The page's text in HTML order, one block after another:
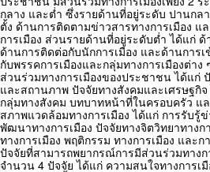
กลาง และต่ำ ซึ่งรายด้านที่อยู่ระดับ ปานกล
ตั้ง ด้านการติดตามข่าวสารทางการเมือง แ
การเมือง ส่วนรายด้านที่อยู่ระดับต่ำ ได้แก่
ด้านการติดต่อกับนักการเมือง และด้านการเ
กับพรรคการเมืองและกลุ่มทางการเมืองต่า
ส่วนร่วมทางการเมืองของประชาชน ได้แก่
และสถานภาพ ปัจจัยทางสังคมและเศรษฐกิ
กลุ่มทางสังคม บทบาทหน้าที่ในครอบครัว
สภาพแวดล้อมทางการเมือง ได้แก่ การรับรู้
พัฒนาทางการเมือง ปัจจัยทางจิตวิทยาทางก
ทางการเมือง พฤติกรรม ทางการเมือง และ
ปัจจัยที่สามารถพยากรณ์การมีส่วนร่วมทาง
จำนวน 4 ปัจจัย ได้แก่ ความสนใจทางการเ